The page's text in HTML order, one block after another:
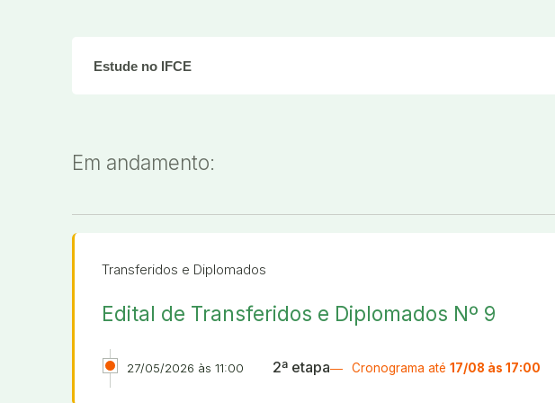
Em andamento:
Transferidos e Diplomados
Edital de Transferidos e Diplomados Nº 9
27/05/2026 às 11:00 2ª etapa Cronograma até 17/08 às 17:00